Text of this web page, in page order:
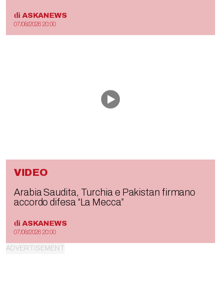
di ASKANEWS
07/08/2026 20:00
VIDEO
Arabia Saudita, Turchia e Pakistan firmano
accordo difesa “La Mecca”
di ASKANEWS
07/08/2026 20:00